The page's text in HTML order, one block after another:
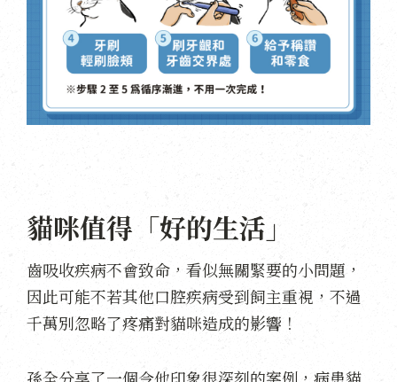
貓咪值得「好的生活」
齒吸收疾病不會致命，看似無關緊要的小問題，
因此可能不若其他口腔疾病受到飼主重視，不過
千萬別忽略了疼痛對貓咪造成的影響！